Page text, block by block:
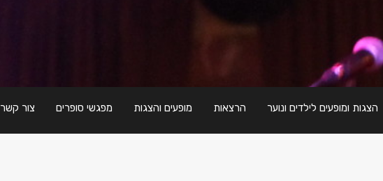
הצגות ומופעים לילדים ונוער הרצאות מופעים והצגות מפגשי סופרים צור קשר